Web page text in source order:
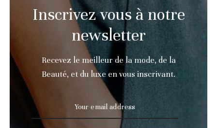
Inscrivez vous à notre
newsletter
Recevez le meilleur de la mode, de la
Beauté, et du luxe en vous inscrivant.